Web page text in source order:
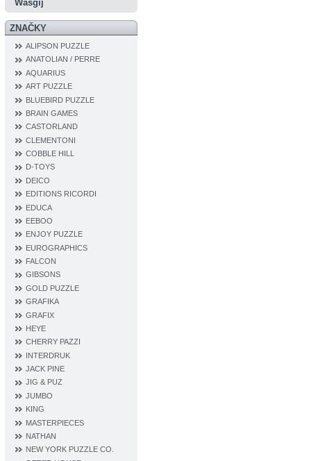
Wasgij
ZNAČKY
ALIPSON PUZZLE
ANATOLIAN / PERRE
AQUARIUS
ART PUZZLE
BLUEBIRD PUZZLE
BRAIN GAMES
CASTORLAND
CLEMENTONI
COBBLE HILL
D‐TOYS
DEICO
EDITIONS RICORDI
EDUCA
EEBOO
ENJOY PUZZLE
EUROGRAPHICS
FALCON
GIBSONS
GOLD PUZZLE
GRAFIKA
GRAFIX
HEYE
CHERRY PAZZI
INTERDRUK
JACK PINE
JIG & PUZ
JUMBO
KING
MASTERPIECES
NATHAN
NEW YORK PUZZLE CO.